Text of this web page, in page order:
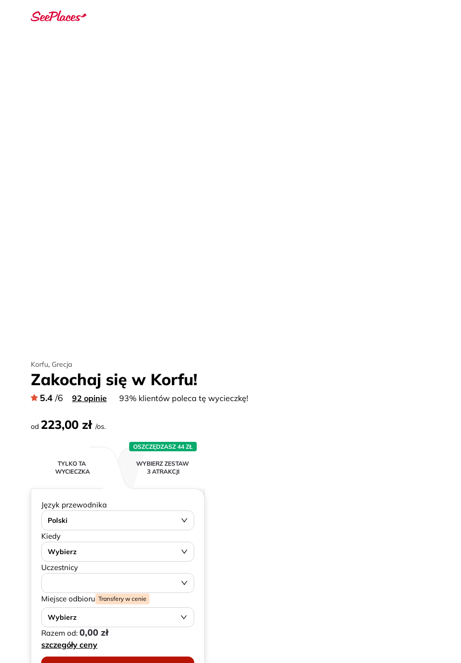
Korfu, Grecja
Zakochaj się w Korfu!
5.4 /6 92 opinie 93% klientów poleca tę wycieczkę!
od 223,00 zł /os.
TYLKO TA
WYCIECZKA
WYBIERZ ZESTAW
3 ATRAKCJI
OSZCZĘDZASZ 44 ZŁ
Język przewodnika
Polski
Kiedy
Wybierz
Uczestnicy
Miejsce odbioru Transfery w cenie
Wybierz
Razem od: 0,00 zł
szczegóły ceny